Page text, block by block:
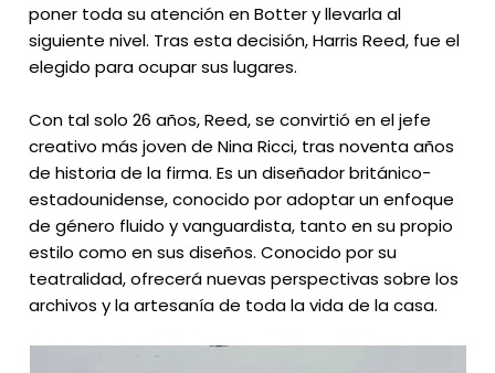
poner toda su atención en Botter y llevarla al
siguiente nivel. Tras esta decisión, Harris Reed, fue el
elegido para ocupar sus lugares.
Con tal solo 26 años, Reed, se convirtió en el jefe
creativo más joven de Nina Ricci, tras noventa años
de historia de la firma. Es un diseñador británico-
estadounidense, conocido por adoptar un enfoque
de género fluido y vanguardista, tanto en su propio
estilo como en sus diseños. Conocido por su
teatralidad, ofrecerá nuevas perspectivas sobre los
archivos y la artesanía de toda la vida de la casa.